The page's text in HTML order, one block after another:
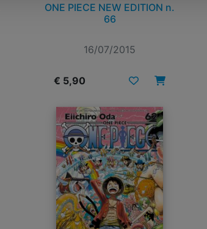
ONE PIECE NEW EDITION n.
66
16/07/2015
€ 5,90